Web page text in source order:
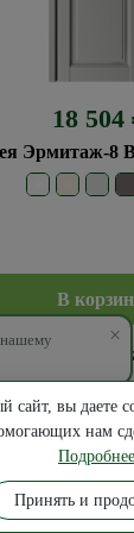
18 504
Эрмитаж-8
В
Купить в 1
×
Замер
сайт, вы даете
нам
Подробнее
Принять и